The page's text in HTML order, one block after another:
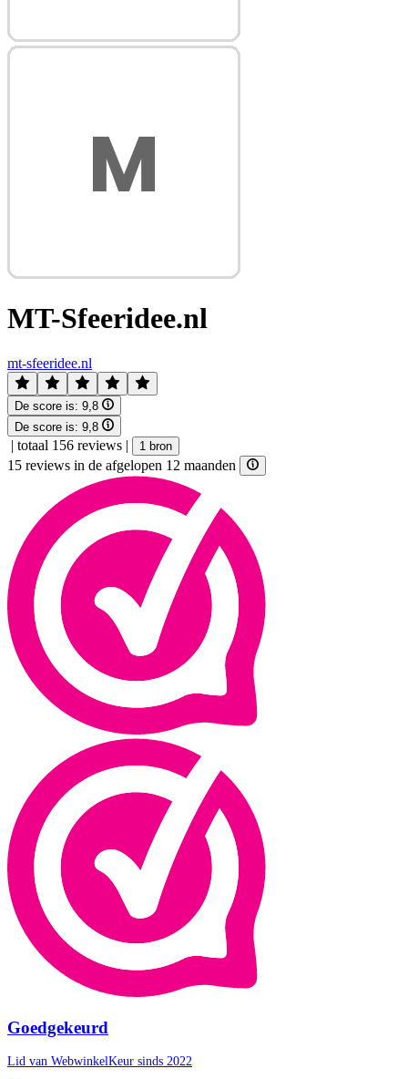
MT-Sfeeridee.nl
mt-sfeeridee.nl
De score is: 9,8
De score is: 9,8
| totaal 156 reviews | 1 bron
15 reviews in de afgelopen 12 maanden
Goedgekeurd
Lid van WebwinkelKeur sinds 2022